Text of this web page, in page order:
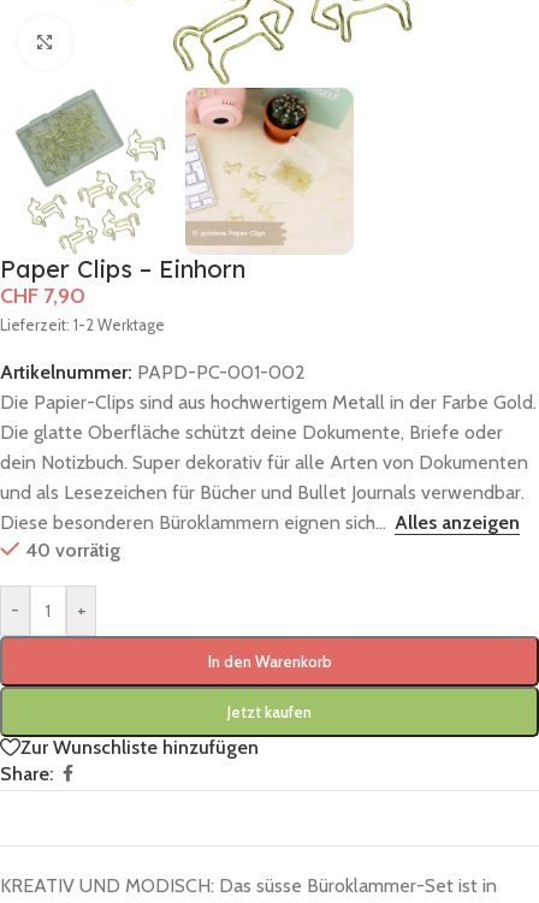
Zum Vergrößern klicken
Paper Clips – Einhorn
CHF 7,90
Lieferzeit: 1-2 Werktage
Artikelnummer: PAPD-PC-001-002
Die Papier-Clips sind aus hochwertigem Metall in der Farbe Gold.
Die glatte Oberfläche schützt deine Dokumente, Briefe oder
dein Notizbuch. Super dekorativ für alle Arten von Dokumenten
und als Lesezeichen für Bücher und Bullet Journals verwendbar.
Diese besonderen Büroklammern eignen sich... Alles anzeigen
40 vorrätig
- +
In den Warenkorb
Jetzt kaufen
Zur Wunschliste hinzufügen
Share:
KREATIV UND MODISCH: Das süsse Büroklammer-Set ist in